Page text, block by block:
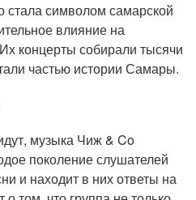
стала символом самарской
влияние на
концерты собирали тысячи
частью истории Самары.
музыка Чиж & Co
поколение слушателей
и находит в них ответы на